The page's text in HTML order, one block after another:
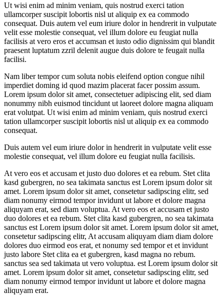
Ut wisi enim ad minim veniam, quis nostrud exerci tation
ullamcorper suscipit lobortis nisl ut aliquip ex ea commodo
consequat. Duis autem vel eum iriure dolor in hendrerit in vulputate
velit esse molestie consequat, vel illum dolore eu feugiat nulla
facilisis at vero eros et accumsan et iusto odio dignissim qui blandit
praesent luptatum zzril delenit augue duis dolore te feugait nulla
facilisi.
Nam liber tempor cum soluta nobis eleifend option congue nihil
imperdiet doming id quod mazim placerat facer possim assum.
Lorem ipsum dolor sit amet, consectetuer adipiscing elit, sed diam
nonummy nibh euismod tincidunt ut laoreet dolore magna aliquam
erat volutpat. Ut wisi enim ad minim veniam, quis nostrud exerci
tation ullamcorper suscipit lobortis nisl ut aliquip ex ea commodo
consequat.
Duis autem vel eum iriure dolor in hendrerit in vulputate velit esse
molestie consequat, vel illum dolore eu feugiat nulla facilisis.
At vero eos et accusam et justo duo dolores et ea rebum. Stet clita
kasd gubergren, no sea takimata sanctus est Lorem ipsum dolor sit
amet. Lorem ipsum dolor sit amet, consetetur sadipscing elitr, sed
diam nonumy eirmod tempor invidunt ut labore et dolore magna
aliquyam erat, sed diam voluptua. At vero eos et accusam et justo
duo dolores et ea rebum. Stet clita kasd gubergren, no sea takimata
sanctus est Lorem ipsum dolor sit amet. Lorem ipsum dolor sit amet,
consetetur sadipscing elitr, At accusam aliquyam diam diam dolore
dolores duo eirmod eos erat, et nonumy sed tempor et et invidunt
justo labore Stet clita ea et gubergren, kasd magna no rebum.
sanctus sea sed takimata ut vero voluptua. est Lorem ipsum dolor sit
amet. Lorem ipsum dolor sit amet, consetetur sadipscing elitr, sed
diam nonumy eirmod tempor invidunt ut labore et dolore magna
aliquyam erat.